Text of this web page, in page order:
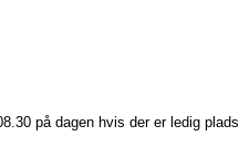
på dagen hvis der er ledig plads